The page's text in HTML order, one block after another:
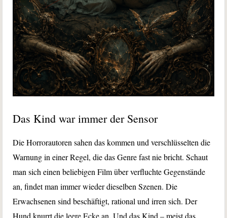
Das Kind war immer der Sensor
Die Horrorautoren sahen das kommen und verschlüsselten die
Warnung in einer Regel, die das Genre fast nie bricht. Schaut
man sich einen beliebigen Film über verfluchte Gegenstände
an, findet man immer wieder dieselben Szenen. Die
Erwachsenen sind beschäftigt, rational und irren sich. Der